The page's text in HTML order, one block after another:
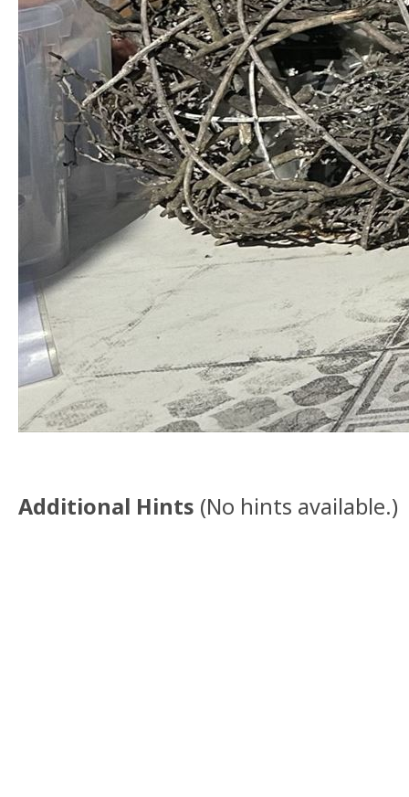
Additional Hints (No hints available.)